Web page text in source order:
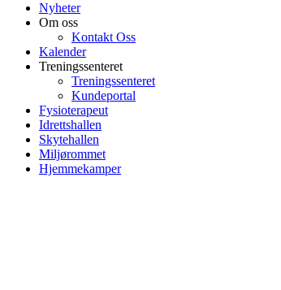
Nyheter
Om oss
Kontakt Oss
Kalender
Treningssenteret
Treningssenteret
Kundeportal
Fysioterapeut
Idrettshallen
Skytehallen
Miljørommet
Hjemmekamper